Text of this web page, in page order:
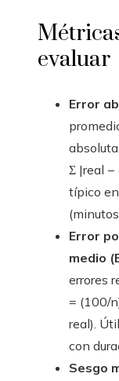
evaluar
Error
Σ |real −
típico
Error
medio
errores
= (100/
real).
con
Sesgo